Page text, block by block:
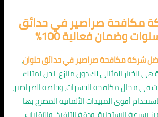
مكافحة صراصير في حدائق
وضمان فعالية 100%
شركة مكافحة صراصير في حدائق حلوان،
هي الخيار المثالي لك دون منازع. نحن نمتلك
10 سنوات في مجال مكافحة الحشرات، وخاصة الصراصير،
أقوى المبيدات الألمانية المصرح بها